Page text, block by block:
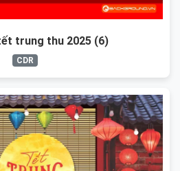
trung thu 2025 (6)
CDR